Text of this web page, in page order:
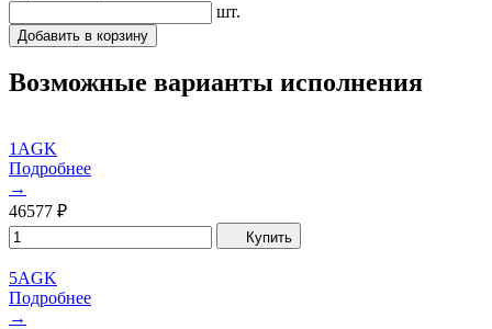
шт.
Добавить в корзину
Возможные варианты исполнения
1AGK
Подробнее
→
46577 ₽
Купить
5AGK
Подробнее
→